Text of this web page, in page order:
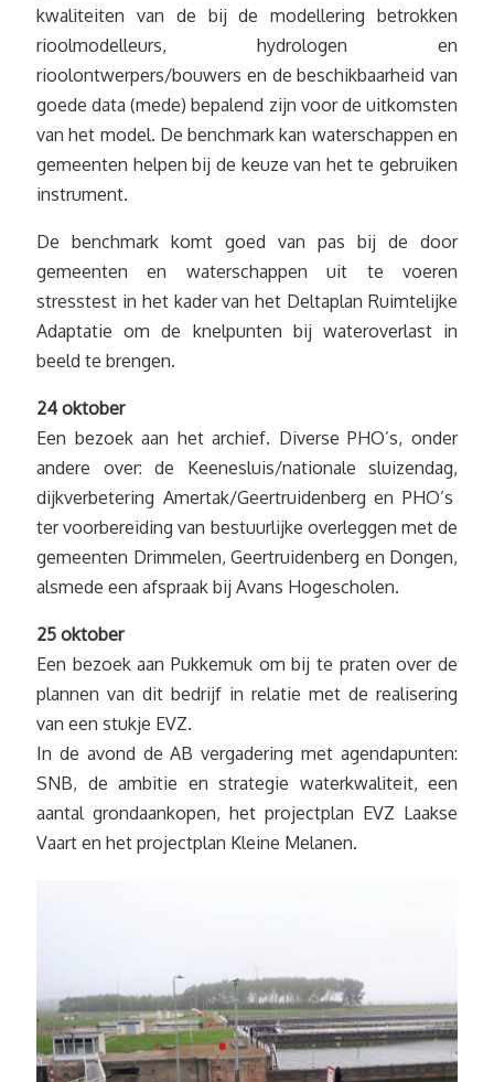
kwaliteiten van de bij de modellering betrokken
rioolmodelleurs, hydrologen en
rioolontwerpers/bouwers en de beschikbaarheid van
goede data (mede) bepalend zijn voor de uitkomsten
van het model. De benchmark kan waterschappen en
gemeenten helpen bij de keuze van het te gebruiken
instrument.
De benchmark komt goed van pas bij de door
gemeenten en waterschappen uit te voeren
stresstest in het kader van het Deltaplan Ruimtelijke
Adaptatie om de knelpunten bij wateroverlast in
beeld te brengen.
24 oktober
Een bezoek aan het archief. Diverse PHO’s, onder
andere over: de Keenesluis/nationale sluizendag,
dijkverbetering Amertak/Geertruidenberg en PHO’s
ter voorbereiding van bestuurlijke overleggen met de
gemeenten Drimmelen, Geertruidenberg en Dongen,
alsmede een afspraak bij Avans Hogescholen.
25 oktober
Een bezoek aan Pukkemuk om bij te praten over de
plannen van dit bedrijf in relatie met de realisering
van een stukje EVZ.
In de avond de AB vergadering met agendapunten:
SNB, de ambitie en strategie waterkwaliteit, een
aantal grondaankopen, het projectplan EVZ Laakse
Vaart en het projectplan Kleine Melanen.